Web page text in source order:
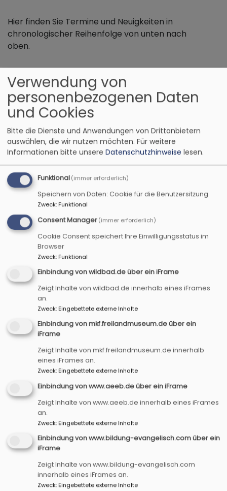
Hier finden Sie Termine und Neuigkeiten in
chronologischer Reihenfolge von unten nach
oben.
BW
Wichtiger Termin - Sei dabei!
17.10.202710 Uhr, Seekapelle Bad Windsheim
Werde Teil des Teams Kirche auf der
Auf dieser großen Infoveranstaltung erfährst Du,
wie wir unseren Ort entsprechend unserem
wir an Mitmachmöglichkeiten und Aktionen
planen!
Kontakt: Heidi Wolfsgruber,
heidi.wolfsgruber@elkb.de
Vernetzungteam
28.07.2026, 20 Uhr, evang. Gemeindehaus Bad
Windsheim
Vernetzungsteam: Treffen vor der
Sommerpause mit Infos aus den verschiedenen
Teams zum aktuellem Stand der Dinge.
Mehr Infos dazuhier!
Verwendung von
personenbezogenen Daten
und Cookies
Bitte die Dienste und Anwendungen von Drittanbietern
auswählen, die wir nutzen möchten. Für weitere
Informationen bitte unsere Datenschutzhinweise lesen.
Funktional(immer erforderlich)
Speichern von Daten: Cookie für die Benutzersitzung
Zweck:Funktional
Consent Manager(immer erforderlich)
Cookie Consent speichert Ihre Einwilligungsstatus im
Browser
Zweck:Funktional
Einbindung von wildbad.de über ein iFrame
Zeigt Inhalte von wildbad.de innerhalb eines iFrames
an.
Zweck:Eingebettete externe Inhalte
Einbindung von mkf.freilandmuseum.de über ein
iFrame
Zeigt Inhalte von mkf.freilandmuseum.de innerhalb
eines iFrames an.
Zweck:Eingebettete externe Inhalte
Einbindung von www.aeeb.de über ein iFrame
Zeigt Inhalte von www.aeeb.de innerhalb eines iFrames
an.
Zweck:Eingebettete externe Inhalte
Einbindung von www.bildung-evangelisch.com über ein
iFrame
Zeigt Inhalte von www.bildung-evangelisch.com
innerhalb eines iFrames an.
Zweck:Eingebettete externe Inhalte